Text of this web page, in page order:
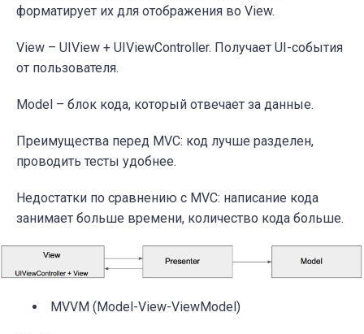
форматирует их для отображения во View.
View – UIView + UIViewController. Получает UI-события
от пользователя.
Model – блок кода, который отвечает за данные.
Преимущества перед MVC: код лучше разделен,
проводить тесты удобнее.
Недостатки по сравнению с MVC: написание кода
занимает больше времени, количество кода больше.
MVVM (Model-View-ViewModel)